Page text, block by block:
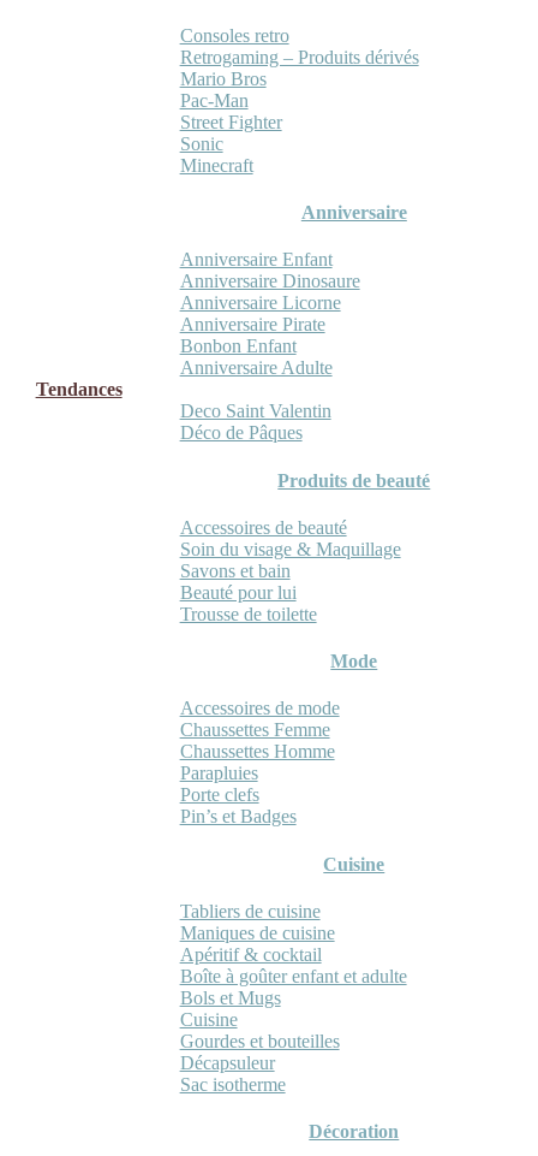
Consoles retro
Retrogaming – Produits dérivés
Mario Bros
Pac-Man
Street Fighter
Sonic
Minecraft
Anniversaire
Anniversaire Enfant
Anniversaire Dinosaure
Anniversaire Licorne
Anniversaire Pirate
Bonbon Enfant
Anniversaire Adulte
Tendances
Deco Saint Valentin
Déco de Pâques
Produits de beauté
Accessoires de beauté
Soin du visage & Maquillage
Savons et bain
Beauté pour lui
Trousse de toilette
Mode
Accessoires de mode
Chaussettes Femme
Chaussettes Homme
Parapluies
Porte clefs
Pin’s et Badges
Cuisine
Tabliers de cuisine
Maniques de cuisine
Apéritif & cocktail
Boîte à goûter enfant et adulte
Bols et Mugs
Cuisine
Gourdes et bouteilles
Décapsuleur
Sac isotherme
Décoration